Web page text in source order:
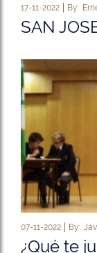
17-11-2022 By:
SAN
07-11-2022 By:
¿Qué te